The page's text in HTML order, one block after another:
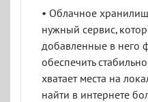
• Облачное
нужный сервис,
добавленные в него
обеспечить
хватает места на
найти в интернете